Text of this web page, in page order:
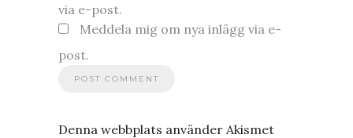
via e-post.
Meddela mig om nya inlägg via e-
post.
Denna webbplats använder Akismet